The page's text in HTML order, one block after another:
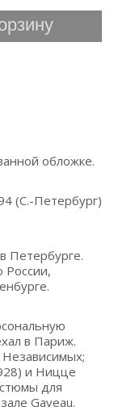
обложке.
(С.-Петербург)
Петербурге.
России,
в Париж.
Независимых;
и Ницце
для
Gaveau.